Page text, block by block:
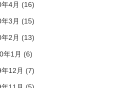
4月 (16)
3月 (15)
2月 (13)
年1月 (6)
12月 (7)